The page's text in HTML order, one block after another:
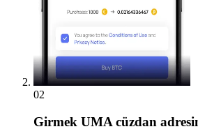
02
Girmek UMA cüzdan